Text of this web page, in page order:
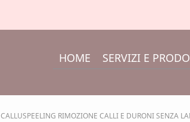
HOME SERVIZI E
CALLUSPEELING RIMOZIONE CALLI E DURONI SENZA